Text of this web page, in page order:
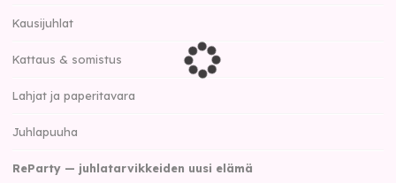
Kausijuhlat
Kattaus & somistus
Lahjat ja paperitavara
Juhlapuuha
ReParty — juhlatarvikkeiden uusi elämä